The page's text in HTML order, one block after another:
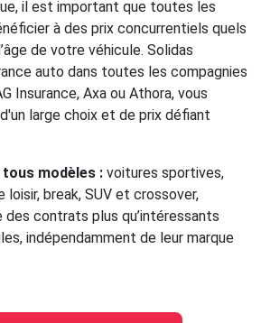
il est important que toutes les
à des prix concurrentiels quels
de votre véhicule. Solidas
auto dans toutes les compagnies
Insurance, Axa ou Athora, vous
large choix et de prix défiant
modèles : voitures sportives,
break, SUV et crossover,
des contrats plus qu’intéressants
indépendamment de leur marque